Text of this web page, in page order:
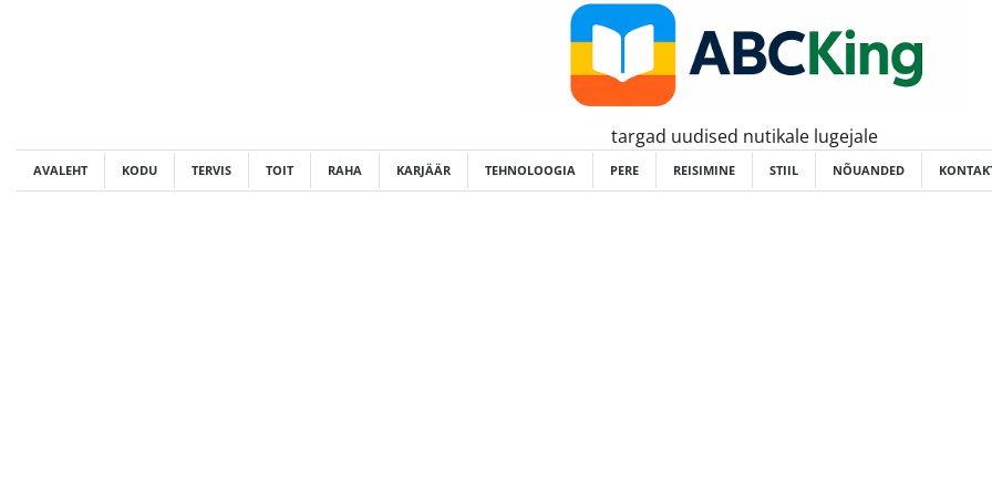
targad uudised nutikale lugejale
AVALEHT KODU TERVIS TOIT RAHA KARJÄÄR TEHNOLOOGIA PERE REISIMINE STIIL NÕUANDED